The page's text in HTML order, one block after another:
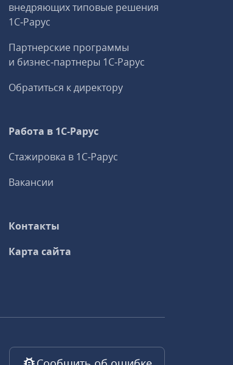
внедряющих типовые решения
1С‑Рарус
Партнерские программы
и бизнес‑партнеры 1С‑Рарус
Обратиться к директору
Работа в 1С‑Рарус
Стажировка в 1С‑Рарус
Вакансии
Контакты
Карта сайта